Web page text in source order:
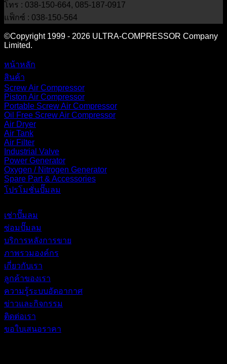
โทร : 038-150-664, 085-187-0917
แฟ็กซ์ : 038-150-564
©Copyright 1999 - 2026 ULTRA-COMPRESSOR Company
Limited.
หน้าหลัก
สินค้า
Screw Air Compressor
Piston Air Compressor
Portable Screw Air Compressor
Oil Free Screw Air Compressor
Air Dryer
Air Tank
Air Filter
Industrial Valve
Power Generator
Oxygen / Nitrogen Generator
Spare Part & Accessories
โปรโมชั่นปั๊มลม
เช่าปั๊มลม
ซ่อมปั๊มลม
บริการหลังการขาย
ภาพรวมองค์กร
เกี่ยวกับเรา
ลูกค้าของเรา
ความรู้ระบบอัดอากาศ
ข่าวและกิจกรรม
ติดต่อเรา
ขอใบเสนอราคา